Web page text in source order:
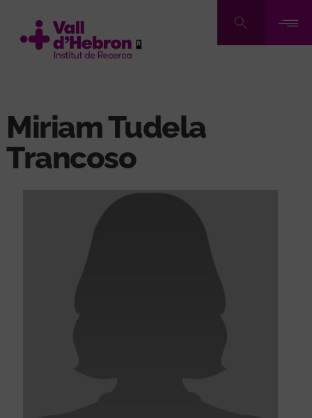
contingut
Miriam Tudela
Trancoso